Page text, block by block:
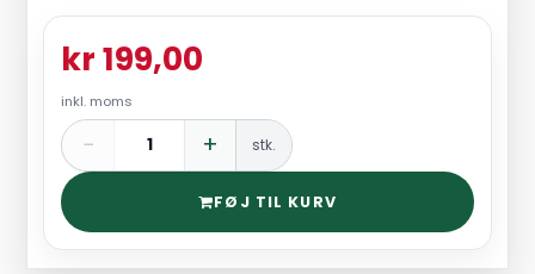
kr 199,00
inkl. moms
− + stk.
FØJ TIL KURV